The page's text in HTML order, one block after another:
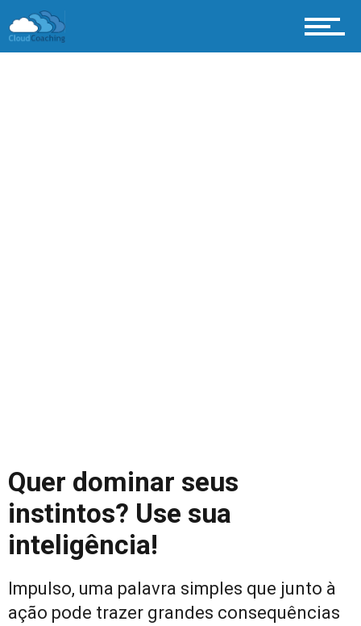
Quer dominar seus
instintos? Use sua
inteligência!
Impulso, uma palavra simples que junto à
ação pode trazer grandes consequências